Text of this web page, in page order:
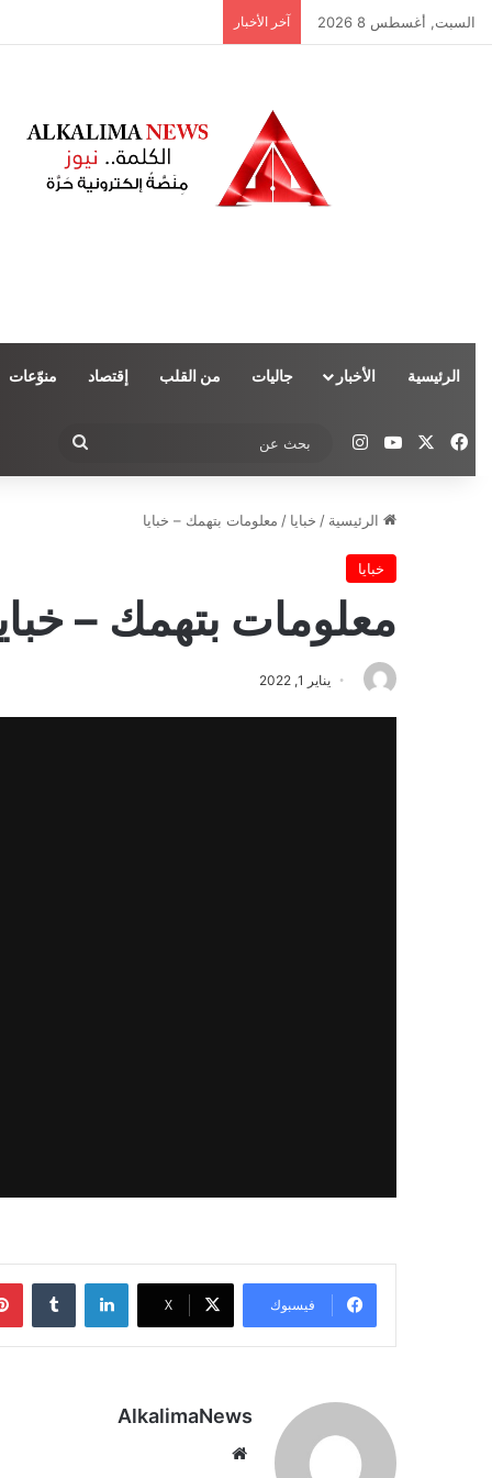
السبت, أغسطس 8 2026 آخر الأخبار
الرئيسية الأخبار جاليات من القلب إقتصاد منوّعات
فيسبوك ‫YouTubeانستقرام
عن
الرئيسية / خبايا / معلومات بتهمك – خبايا
خبايا
معلومات بتهمك –
يناير 1, 2022
فيسبوك ‫X
لينكدإن
AlkalimaNews